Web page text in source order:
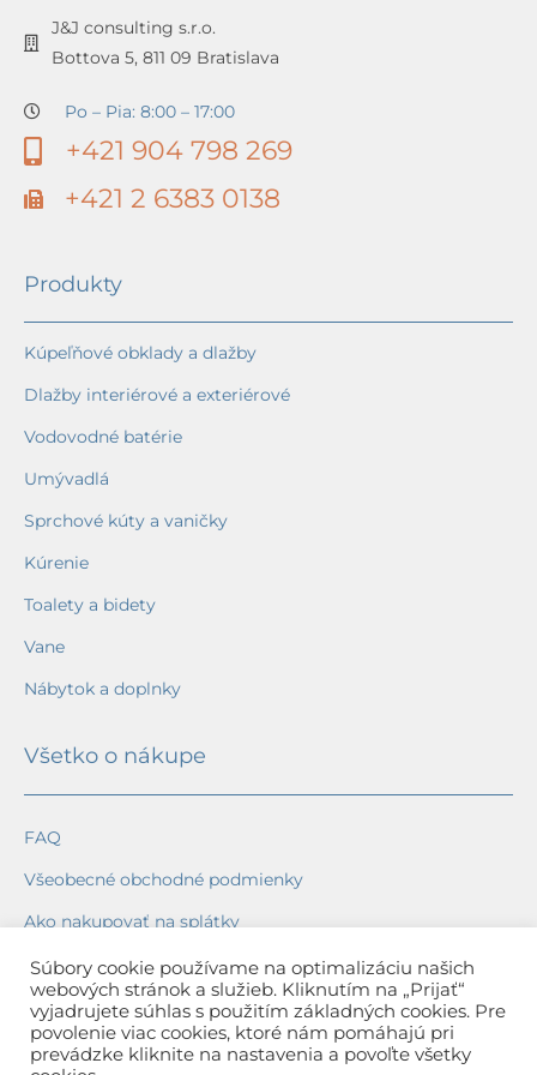
J&J consulting s.r.o.
Bottova 5, 811 09 Bratislava
Po – Pia: 8:00 – 17:00
+421 904 798 269
+421 2 6383 0138
Produkty
Kúpeľňové obklady a dlažby
Dlažby interiérové a exteriérové
Vodovodné batérie
Umývadlá
Sprchové kúty a vaničky
Kúrenie
Toalety a bidety
Vane
Nábytok a doplnky
Všetko o nákupe
FAQ
Všeobecné obchodné podmienky
Ako nakupovať na splátky
Ochrana osobných údajov
Reklamačný poriadok
Spôsob a cena dopravy
Súbory cookie používame na optimalizáciu našich
webových stránok a služieb. Kliknutím na „Prijať“
vyjadrujete súhlas s použitím základných cookies. Pre
povolenie viac cookies, ktoré nám pomáhajú pri
prevádzke kliknite na nastavenia a povoľte všetky